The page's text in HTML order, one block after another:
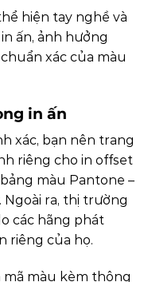
hiện tay nghề và
ấn, ảnh hưởng
xác của màu
in ấn
xác, bạn nên trang
riêng cho in offset
màu Pantone –
ra, thị trường
các hãng phát
riêng của họ.
mã màu kèm thông